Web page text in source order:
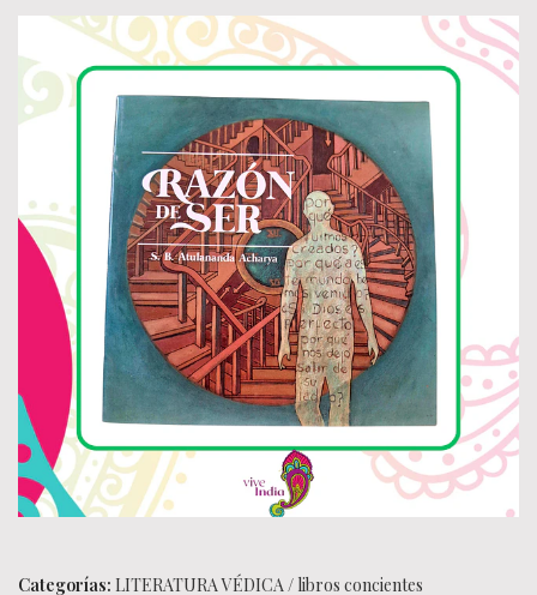
Categorías: LITERATURA VÉDICA/ libros concientes